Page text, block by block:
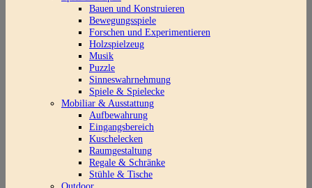
Bauen und Konstruieren
Bewegungsspiele
Forschen und Experimentieren
Holzspielzeug
Musik
Puzzle
Sinneswahrnehmung
Spiele & Spielecke
Mobiliar & Ausstattung
Aufbewahrung
Eingangsbereich
Kuschelecken
Raumgestaltung
Regale & Schränke
Stühle & Tische